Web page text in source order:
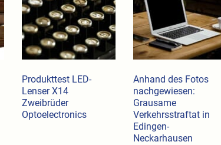
Produkttest LED-
Lenser X14
Zweibrüder
Optoelectronics
Anhand des Fotos
nachgewiesen:
Grausame
Verkehrsstraftat in
Edingen-
Neckarhausen